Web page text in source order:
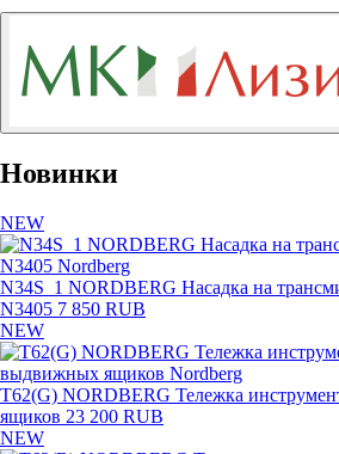
Новинки
NEW
N34S_1 NORDBERG Насадка на
N3405 7 850 RUB
NEW
T62(G) NORDBERG Тележка
ящиков 23 200 RUB
NEW